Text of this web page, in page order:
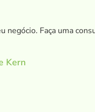
negócio. Faça uma
Kern